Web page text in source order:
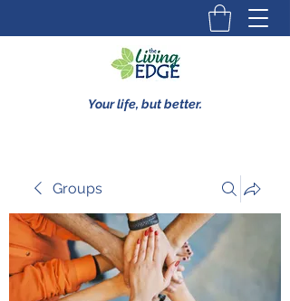
Your life, but better.
Groups